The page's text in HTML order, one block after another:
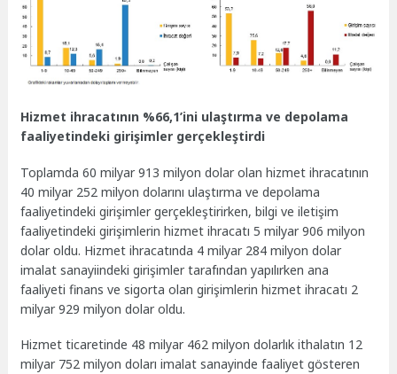
Hizmet ihracatının %66,1’ini ulaştırma ve depolama
faaliyetindeki girişimler gerçekleştirdi
Toplamda 60 milyar 913 milyon dolar olan hizmet ihracatının
40 milyar 252 milyon dolarını ulaştırma ve depolama
faaliyetindeki girişimler gerçekleştirirken, bilgi ve iletişim
faaliyetindeki girişimlerin hizmet ihracatı 5 milyar 906 milyon
dolar oldu. Hizmet ihracatında 4 milyar 284 milyon dolar
imalat sanayiindeki girişimler tarafından yapılırken ana
faaliyeti finans ve sigorta olan girişimlerin hizmet ihracatı 2
milyar 929 milyon dolar oldu.
Hizmet ticaretinde 48 milyar 462 milyon dolarlık ithalatın 12
milyar 752 milyon doları imalat sanayinde faaliyet gösteren